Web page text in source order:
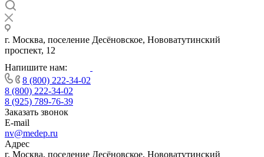
г. Москва, поселение Десёновское, Нововатутинский
проспект, 12
Напишите нам:
8 (800) 222-34-02
8 (800) 222-34-02
8 (925) 789-76-39
Заказать звонок
E-mail
nv@medep.ru
Адрес
г. Москва, поселение Десёновское, Нововатутинский